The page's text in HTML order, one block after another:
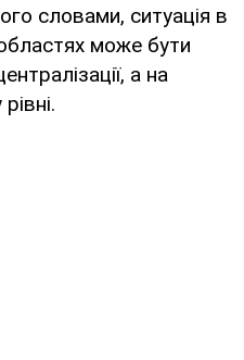
словами, ситуація в
може бути
а на